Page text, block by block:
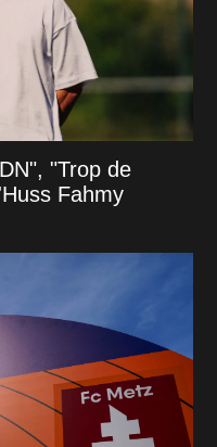
"Trop de
Fahmy